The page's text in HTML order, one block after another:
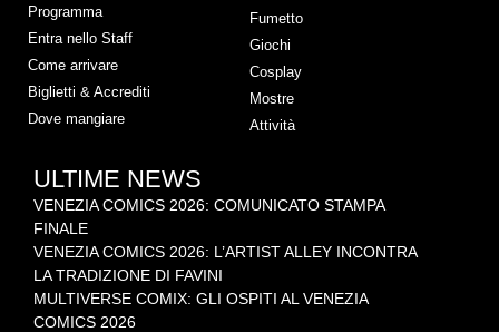
Programma
Entra nello Staff
Come arrivare
Biglietti & Accrediti
Dove mangiare
Fumetto
Giochi
Cosplay
Mostre
Attività
ULTIME NEWS
VENEZIA COMICS 2026: COMUNICATO STAMPA
FINALE
VENEZIA COMICS 2026: L’ARTIST ALLEY INCONTRA
LA TRADIZIONE DI FAVINI
MULTIVERSE COMIX: GLI OSPITI AL VENEZIA
COMICS 2026